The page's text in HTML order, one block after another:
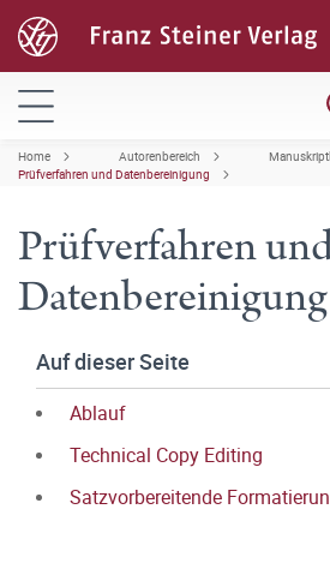
Home Autorenbereich
Prüfverfahren und Datenbereinigung
Prüfverfahren
Datenbereinigung
Auf dieser Seite
Ablauf
Technical Copy Editing
Satzvorbereitende